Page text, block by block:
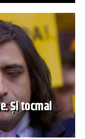
Și tocmai